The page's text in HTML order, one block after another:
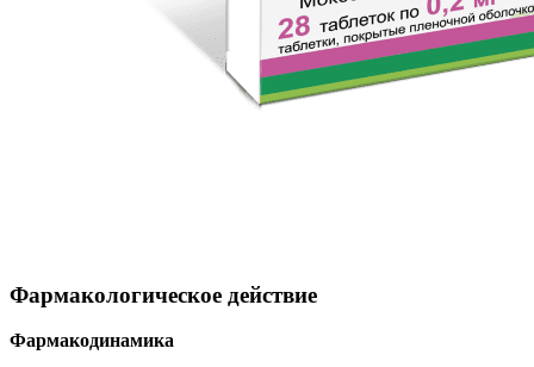
Фармакологическое действие
Фармакодинамика